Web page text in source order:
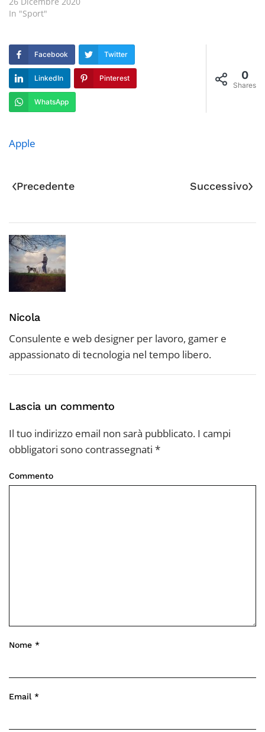
In "Sport"
0
Shares
Facebook Twitter
LinkedIn Pinterest
WhatsApp
Apple
Precedente Successivo
Nicola
Consulente e web designer per lavoro, gamer e
appassionato di tecnologia nel tempo libero.
Lascia un commento
Il tuo indirizzo email non sarà pubblicato. I campi
obbligatori sono contrassegnati *
Commento
Nome *
Email *